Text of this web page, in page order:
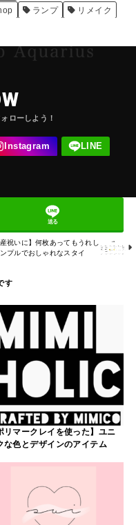
ランプ
リメイク
送る
産祝いに】何枚あってもうれし
プルでおしゃれなスタイ
リマークレイを使った】ユニ
な色とデザインのアイテム